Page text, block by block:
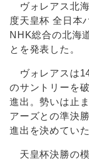
ヴォレアス北
度天皇杯 全日本
NHK総合の北海
とを発表した。
ヴォレアスは
のサントリーを
進出。勢いは止
アーズとの準決
進出を決めていた
天皇杯決勝の